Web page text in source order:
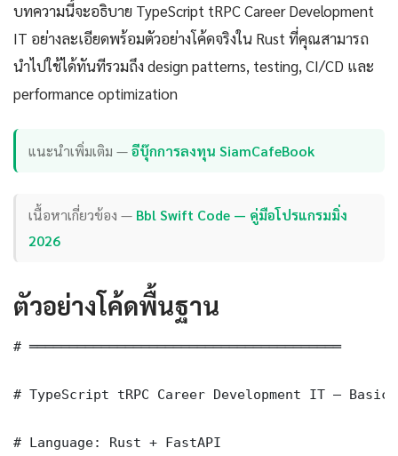
บทความนี้จะอธิบาย TypeScript tRPC Career Development
IT อย่างละเอียดพร้อมตัวอย่างโค้ดจริงใน Rust ที่คุณสามารถ
นำไปใช้ได้ทันทีรวมถึง design patterns, testing, CI/CD และ
performance optimization
แนะนำเพิ่มเติม —อีบุ๊กการลงทุน SiamCafeBook
เนื้อหาเกี่ยวข้อง — Bbl Swift Code — คู่มือโปรแกรมมิ่ง
2026
ตัวอย่างโค้ดพื้นฐาน
# ═══════════════════════════════════════
# TypeScript tRPC Career Development IT — Basic
# Language: Rust + FastAPI